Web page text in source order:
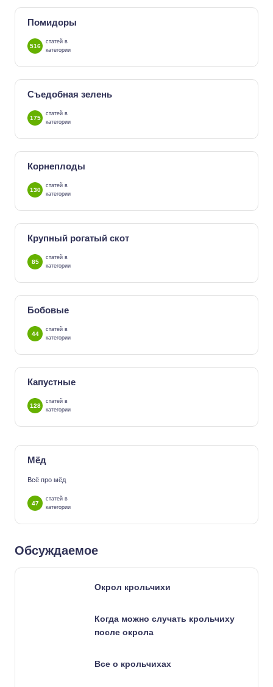
Помидоры
516
статей в
категории
Съедобная зелень
175
статей в
категории
Корнеплоды
130
статей в
категории
Крупный рогатый скот
85
статей в
категории
Бобовые
44
статей в
категории
Капустные
128
статей в
категории
Мёд
Всё про мёд
47
статей в
категории
Обсуждаемое
Окрол крольчихи
Когда можно случать крольчиху
после окрола
Все о крольчихах